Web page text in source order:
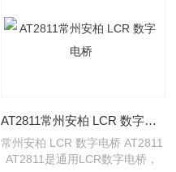
AT2811常州安柏 LCR 数字电桥
常州安柏 LCR 数字电桥 AT2811
AT2811是通用LCR数字电桥，